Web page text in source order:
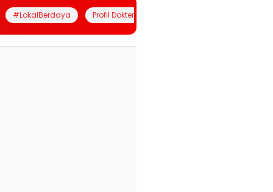
#LokalBerdaya Profil Dokter